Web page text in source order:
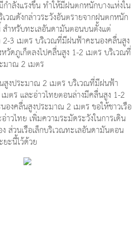
ำลังแรงขึ้น ทำให้มีฝนตกหนักบางแห่งใน
วณดังกล่าวระวังอันตรายจากฝนตกหนัก
ำหรับทะเลอันดามันตอนบนตั้งแต่
3 เมตร บริเวณที่มีฝนฟ้าคะนองคลื่นสูง
วัดภูเก็ตลงไปคลื่นสูง 1-2 เมตร บริเวณที่
าณ 2 เมตร
งประมาณ 2 เมตร บริเวณที่มีฝนฟ้า
มตร และอ่าวไทยตอนล่างมีคลื่นสูง 1-2
งคลื่นสูงประมาณ 2 เมตร ขอให้ชาวเรือ
วไทย เพิ่มความระมัดระวังในการเดิน
ส่วนเรือเล็กบริเวณทะเลอันดามันตอน
ะนี้ไว้ด้วย